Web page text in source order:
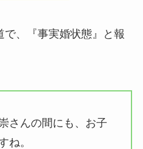
、『事実婚状態』と報
さんの間にも、お子
ね。